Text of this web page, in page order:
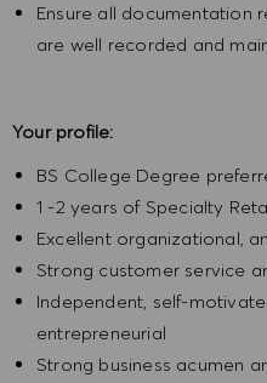
Ensure all documentation
are well recorded and
Your profile:
BS College Degree
1 -2 years of Specialty
Excellent organizational,
Strong customer service
Independent, self-
entrepreneurial
Strong business acumen